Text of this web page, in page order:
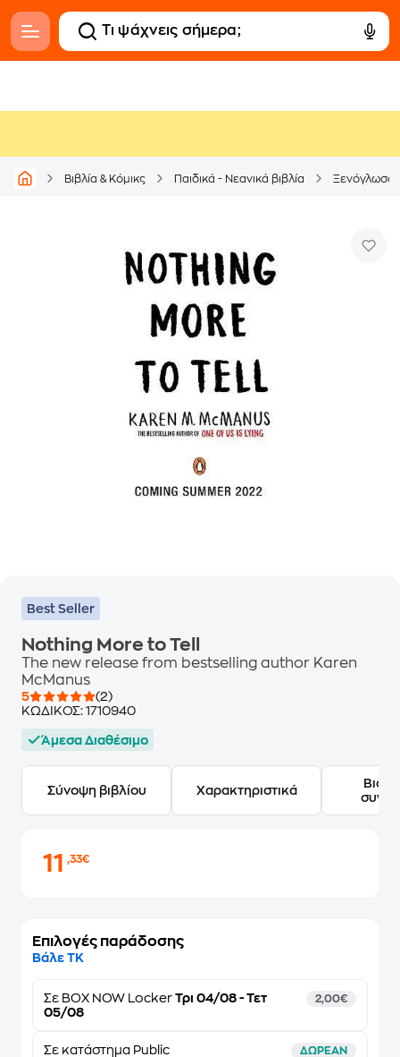
Βιβλία & Κόμικς Παιδικά - Νεανικά βιβλία
Best Seller
Nothing More to Tell
The new release from bestselling author Karen
McManus
5
(2)
ΚΩΔΙΚΟΣ: 1710940
Άμεσα Διαθέσιμο
Σύνοψη βιβλίου Χαρακτηριστικά
11,33€
Επιλογές παράδοσης
Βάλε ΤΚ
Σε BOX NOW Locker Τρι 04/08 - Τετ
05/08
2,00€
Σε κατάστημα Public ΔΩΡΕΑΝ